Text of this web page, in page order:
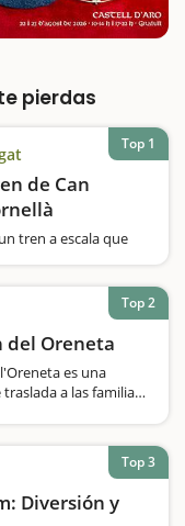
pierdas
de Can
tren a escala que
hacer una vuelta
El Parque
inauguró el 1987,…
Top 1
del Oreneta
es una
a las familias
Gervasi de
Top 2
Diversión y
Top 3